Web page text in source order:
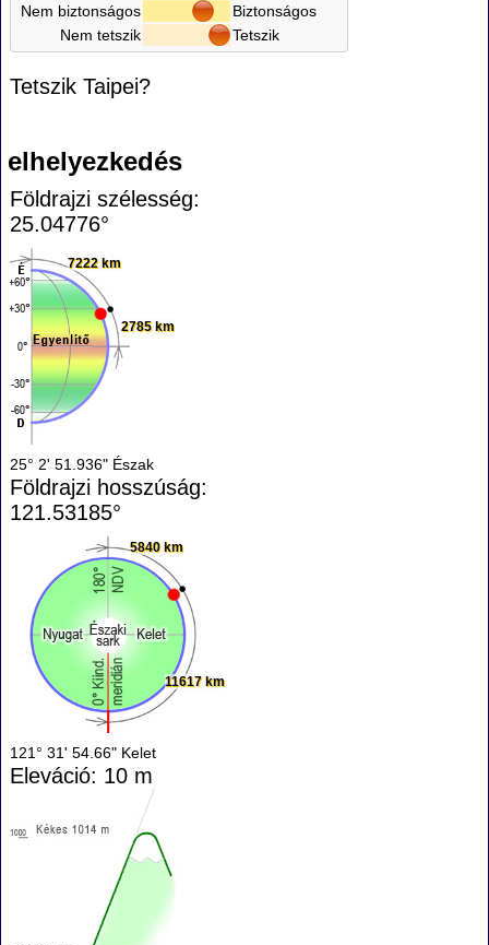
Nem biztonságos
Biztonságos
Nem tetszik
Tetszik
Tetszik Taipei?
elhelyezkedés
Földrajzi szélesség:
25.04776°
7222 km
2785 km
25° 2' 51.936" Észak
Földrajzi hosszúság:
121.53185°
11617 km
5840 km
121° 31' 54.66" Kelet
Eleváció: 10 m